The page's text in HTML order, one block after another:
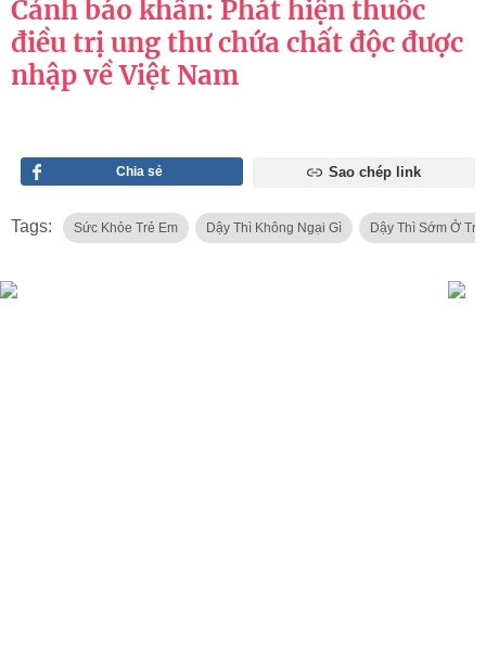
Cảnh báo khẩn: Phát hiện thuốc
điều trị ung thư chứa chất độc được
nhập về Việt Nam
Chia sẻ Sao chép link
Tags: Sức Khỏe Trẻ Em Dậy Thì Không Ngại Gì Dậy Thì Sớm Ở Trẻ